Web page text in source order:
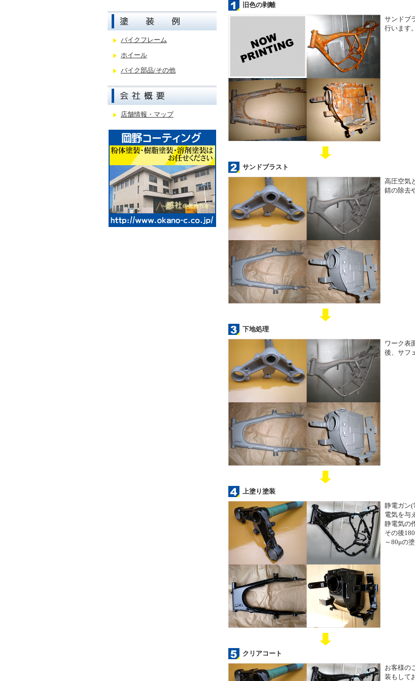
バイクフレーム
ホイール
バイク部品/その他
店舗情報・マップ
旧色の剥離
サンドブ
行います。
サンドブラスト
高圧空気
錆の除去
下地処理
ワーク表
後、サフ
上塗り塗装
静電ガン(
電気を与
静電気の
その後
～80μの
クリアコート
お客様の
装もして